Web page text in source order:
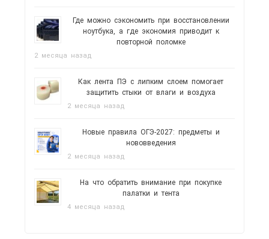
Где можно сэкономить при восстановлении
ноутбука, а где экономия приводит к
повторной поломке
2 месяца назад
Как лента ПЭ с липким слоем помогает
защитить стыки от влаги и воздуха
2 месяца назад
Новые правила ОГЭ-2027: предметы и
нововведения
2 месяца назад
На что обратить внимание при покупке
палатки и тента
4 месяца назад